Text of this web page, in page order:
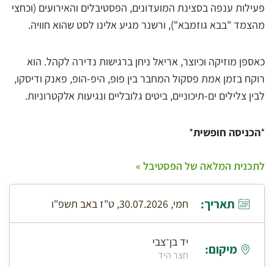
פעילות ענפה בסצינת המועדונים, הפסטיבלים והאירועים (וכחצי
מהצמד "בבא גוזמבא"), ורשנר מגיע אלינו לסט שהוא חוויה.
כאספן מוזיקה וכיוצר, אריאל ניחן ברגישות נדירה לקהל. הוא
רוקח בזמן אמת פסקול המחבר בין פופ, היפ-הופ, פאנק ודיסקו,
לבין צלילים ים-תיכוניים, ביטים גלובליים ונגיעות אלקטרוניות.
*הכניסה חופשית*
לתכנית המלאה של הפסטיבל »
תאריך: חמי, 30.07.2026, ט"ז באב תשפ"ו
מיקום: יד בן־צבי
חצר היד